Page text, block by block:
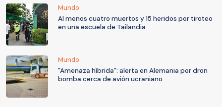
Mundo
Al menos cuatro muertos y 15 heridos por tiroteo
en una escuela de Tailandia
Mundo
"Amenaza híbrida": alerta en Alemania por dron
bomba cerca de avión ucraniano